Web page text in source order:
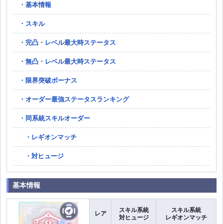
基本情報
スキル
完凸・レベル最大時ステータス
無凸・レベル最大時ステータス
限界突破ボーナス
オーダー最強ステータスランキング
同系統スキルオーダー
レギオンマッチ
対ヒュージ
基本情報
レア
スキル系統
対ヒュージ
スキル系統
レギオンマッチ